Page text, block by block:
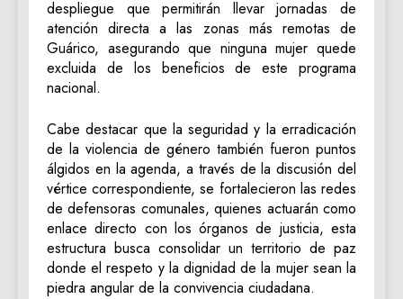
despliegue que permitirán llevar jornadas de
atención directa a las zonas más remotas de
Guárico, asegurando que ninguna mujer quede
excluida de los beneficios de este programa
nacional.
‎Cabe destacar que la seguridad y la erradicación
de la violencia de género también fueron puntos
álgidos en la agenda, a través de la discusión del
vértice correspondiente, se fortalecieron las redes
de defensoras comunales, quienes actuarán como
enlace directo con los órganos de justicia, esta
estructura busca consolidar un territorio de paz
donde el respeto y la dignidad de la mujer sean la
piedra angular de la convivencia ciudadana.